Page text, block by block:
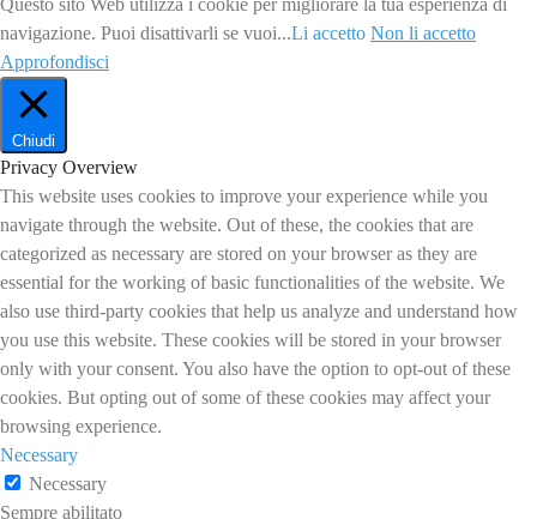
Questo sito Web utilizza i cookie per migliorare la tua esperienza di
navigazione. Puoi disattivarli se vuoi...Li accetto Non li accetto
Approfondisci
Chiudi
Privacy Overview
This website uses cookies to improve your experience while you
navigate through the website. Out of these, the cookies that are
categorized as necessary are stored on your browser as they are
essential for the working of basic functionalities of the website. We
also use third-party cookies that help us analyze and understand how
you use this website. These cookies will be stored in your browser
only with your consent. You also have the option to opt-out of these
cookies. But opting out of some of these cookies may affect your
browsing experience.
Necessary
Necessary
Sempre abilitato